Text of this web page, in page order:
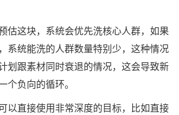
这块，系统会优先洗核心人群，如果
系统能洗的人群数量特别少，这种情况
划跟素材同时衰退的情况，这会导致新
个负向的循环。
直接使用非常深度的目标，比如直接